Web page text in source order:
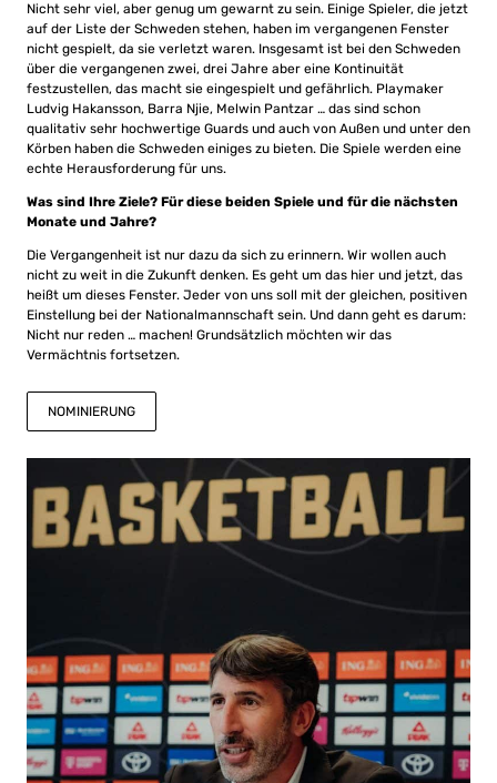
Nicht sehr viel, aber genug um gewarnt zu sein. Einige Spieler, die jetzt
auf der Liste der Schweden stehen, haben im vergangenen Fenster
nicht gespielt, da sie verletzt waren. Insgesamt ist bei den Schweden
über die vergangenen zwei, drei Jahre aber eine Kontinuität
festzustellen, das macht sie eingespielt und gefährlich. Playmaker
Ludvig Hakansson, Barra Njie, Melwin Pantzar … das sind schon
qualitativ sehr hochwertige Guards und auch von Außen und unter den
Körben haben die Schweden einiges zu bieten. Die Spiele werden eine
echte Herausforderung für uns.
Was sind Ihre Ziele? Für diese beiden Spiele und für die nächsten
Monate und Jahre?
Die Vergangenheit ist nur dazu da sich zu erinnern. Wir wollen auch
nicht zu weit in die Zukunft denken. Es geht um das hier und jetzt, das
heißt um dieses Fenster. Jeder von uns soll mit der gleichen, positiven
Einstellung bei der Nationalmannschaft sein. Und dann geht es darum:
Nicht nur reden … machen! Grundsätzlich möchten wir das
Vermächtnis fortsetzen.
NOMINIERUNG